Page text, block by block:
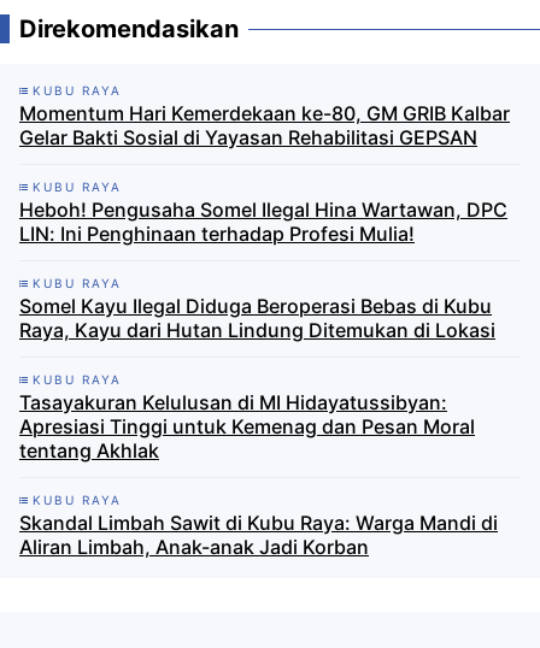
Direkomendasikan
KUBU RAYA
Momentum Hari Kemerdekaan ke-80, GM GRIB Kalbar
Gelar Bakti Sosial di Yayasan Rehabilitasi GEPSAN
KUBU RAYA
Heboh! Pengusaha Somel Ilegal Hina Wartawan, DPC
LIN: Ini Penghinaan terhadap Profesi Mulia!
KUBU RAYA
Somel Kayu Ilegal Diduga Beroperasi Bebas di Kubu
Raya, Kayu dari Hutan Lindung Ditemukan di Lokasi
KUBU RAYA
Tasayakuran Kelulusan di MI Hidayatussibyan:
Apresiasi Tinggi untuk Kemenag dan Pesan Moral
tentang Akhlak
KUBU RAYA
Skandal Limbah Sawit di Kubu Raya: Warga Mandi di
Aliran Limbah, Anak-anak Jadi Korban